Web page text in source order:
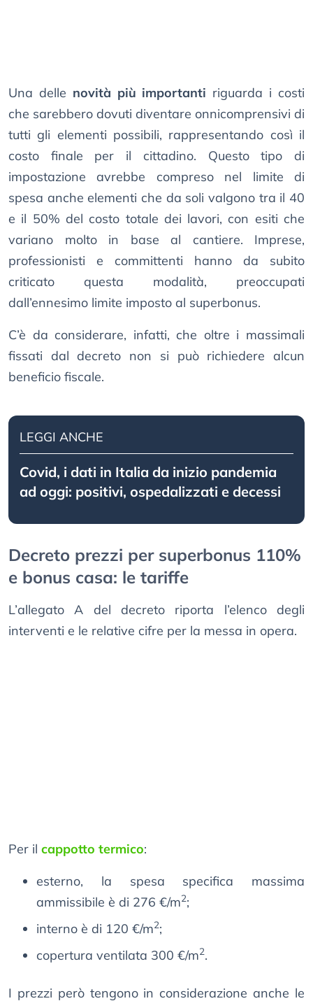
Una delle novità più importanti riguarda i costi
che sarebbero dovuti diventare onnicomprensivi di
tutti gli elementi possibili, rappresentando così il
costo finale per il cittadino. Questo tipo di
impostazione avrebbe compreso nel limite di
spesa anche elementi che da soli valgono tra il 40
e il 50% del costo totale dei lavori, con esiti che
variano molto in base al cantiere. Imprese,
professionisti e committenti hanno da subito
criticato questa modalità, preoccupati
dall’ennesimo limite imposto al superbonus.
C’è da considerare, infatti, che oltre i massimali
fissati dal decreto non si può richiedere alcun
beneficio fiscale.
LEGGI ANCHE
Covid, i dati in Italia da inizio pandemia
ad oggi: positivi, ospedalizzati e decessi
Decreto prezzi per superbonus 110%
e bonus casa: le tariffe
L’allegato A del decreto riporta l’elenco degli
interventi e le relative cifre per la messa in opera.
Per il cappotto termico:
esterno, la spesa specifica massima
ammissibile è di 276 €/m2;
interno è di 120 €/m2;
copertura ventilata 300 €/m2.
I prezzi però tengono in considerazione anche le